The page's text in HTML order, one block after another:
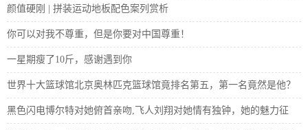
颜值硬刚 | 拼装运动地板配色案列赏析
你可以对我不尊重，但是你要对中国尊重！
一星期瘦了10斤，感谢遇到你
世界十大篮球馆北京奥林匹克篮球馆竟排名第五，第一名竟然是他？
黑色闪电博尔特对她俯首亲吻,飞人刘翔对她情有独钟，她的魅力征